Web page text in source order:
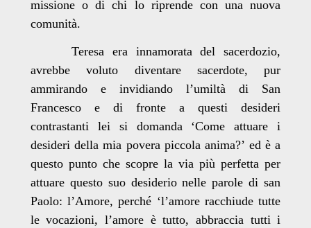
missione o di chi lo riprende con una nuova
comunità.
Teresa era innamorata del sacerdozio,
avrebbe voluto diventare sacerdote, pur
ammirando e invidiando l’umiltà di San
Francesco e di fronte a questi desideri
contrastanti lei si domanda ‘Come attuare i
desideri della mia povera piccola anima?’ ed è a
questo punto che scopre la via più perfetta per
attuare questo suo desiderio nelle parole di san
Paolo: l’Amore, perché ‘l’amore racchiude tutte
le vocazioni, l’amore è tutto, abbraccia tutti i